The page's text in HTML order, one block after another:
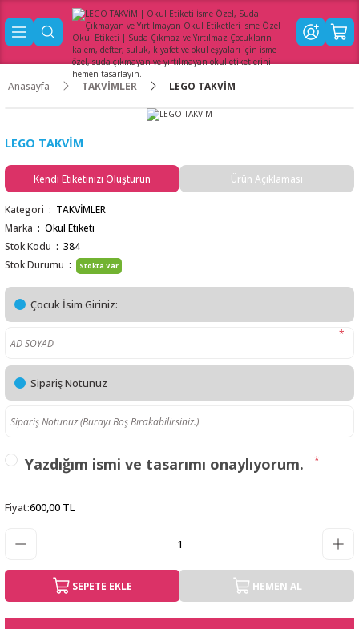
Anasayfa TAKVİMLER LEGO TAKVİM
LEGO TAKVİM
Kendi Etiketinizi Oluşturun Ürün Açıklaması
Kategori
TAKVİMLER
Marka
Okul Etiketi
Stok Kodu
384
Stok Durumu
Stokta Var
Çocuk İsim Giriniz:
*
Sipariş Notunuz
Yazdığım ismi ve tasarımı onaylıyorum. *
Fiyat:600,00 TL
SEPETE EKLE HEMEN AL